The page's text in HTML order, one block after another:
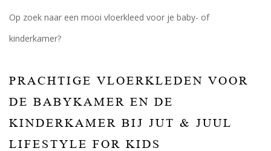
Op zoek naar een mooi vloerkleed voor je baby- of
kinderkamer?
PRACHTIGE VLOERKLEDEN VOOR
DE BABYKAMER EN DE
KINDERKAMER BIJ JUT & JUUL
LIFESTYLE FOR KIDS